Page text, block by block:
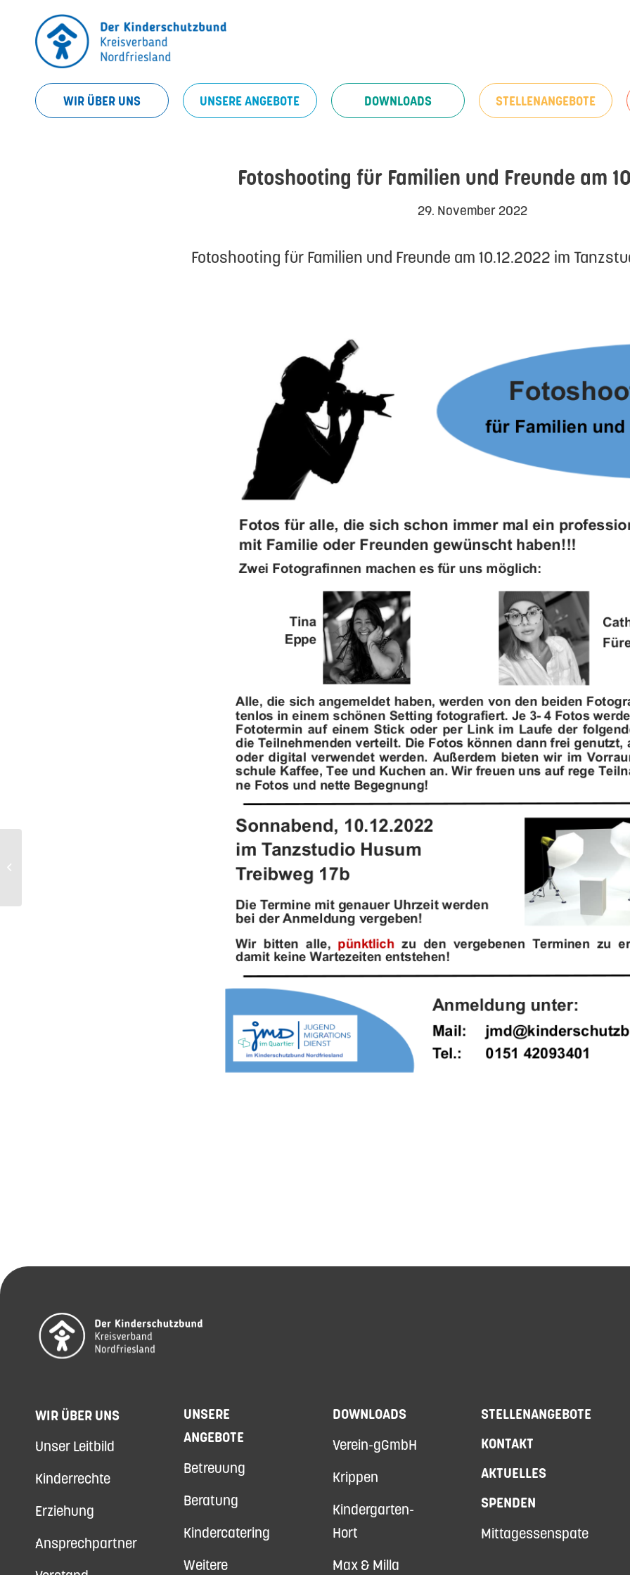
WIR ÜBER UNS UNSERE ANGEBOTE DOWNLOADS STELLENANGEBOTE
Fotoshooting für Familien und Freunde am
29. November 2022
Fotoshooting für Familien und Freunde am 10.12.2022 im
WIR ÜBER UNS
Unser Leitbild
Kinderrechte
Erziehung
Ansprechpartner
UNSERE
ANGEBOTE
Betreuung
Beratung
Kindercatering
Weitere
DOWNLOADS
Verein-gGmbH
Krippen
Kindergarten-
Hort
Max & Milla
STELLENANGEBOTE
KONTAKT
AKTUELLES
SPENDEN
Mittagessenspate